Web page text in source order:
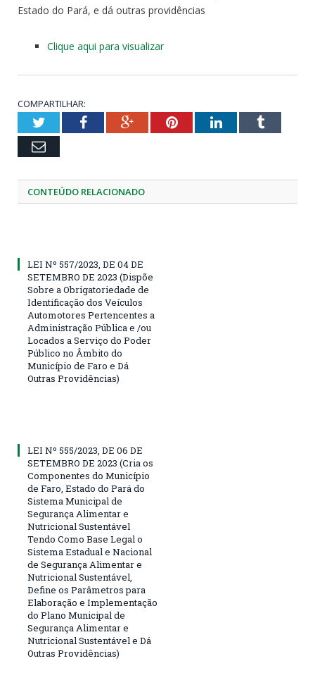
Estado do Pará, e dá outras providências
Clique aqui para visualizar
COMPARTILHAR:
TwitterFacebookGoogle+PinterestLinkedInTumblr
Email
CONTEÚDO RELACIONADO
LEI Nº 557/2023, DE 04 DE
SETEMBRO DE 2023 (Dispõe
Sobre a Obrigatoriedade de
Identificação dos Veículos
Automotores Pertencentes a
Administração Pública e /ou
Locados a Serviço do Poder
Público no Âmbito do
Município de Faro e Dá
Outras Providências)
LEI Nº 555/2023, DE 06 DE
SETEMBRO DE 2023 (Cria os
Componentes do Município
de Faro, Estado do Pará do
Sistema Municipal de
Segurança Alimentar e
Nutricional Sustentável
Tendo Como Base Legal o
Sistema Estadual e Nacional
de Segurança Alimentar e
Nutricional Sustentável,
Define os Parâmetros para
Elaboração e Implementação
do Plano Municipal de
Segurança Alimentar e
Nutricional Sustentável e Dá
Outras Providências)